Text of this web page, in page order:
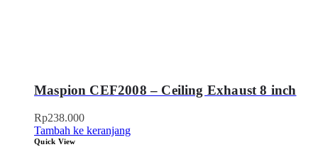
Maspion CEF2008 – Ceiling Exhaust 8 inch
Rp238.000
Tambah ke keranjang
Quick View